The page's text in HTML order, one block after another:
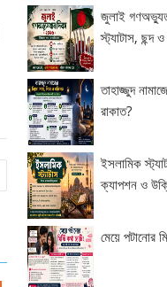
জুলাই
স্ট্যাটাস, ছন্দ
তাহাজ্জুদ
রাকাত?
ইসলামিক
ক্যাপশন ও
মেয়ে পটানোর